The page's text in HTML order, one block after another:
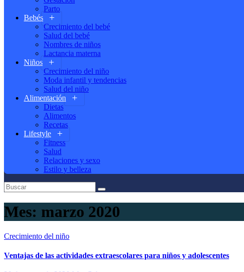
Parto
Bebés
Crecimiento del bebé
Salud del bebé
Nombres de niños
Lactancia materna
Niños
Crecimiento del niño
Moda infantil y tendencias
Salud del niño
Alimentación
Dietas
Alimentos
Recetas
Lifestyle
Fitness
Salud
Relaciones y sexo
Estilo y belleza
Mes: marzo 2020
Crecimiento del niño
Ventajas de las actividades extraescolares para niños y adolescentes